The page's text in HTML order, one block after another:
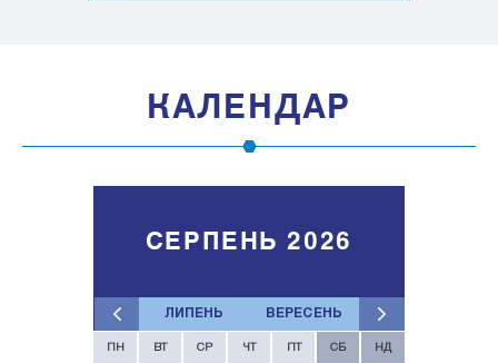
КАЛЕНДАР
ЛИПЕНЬ ВЕРЕСЕНЬ
СЕРПЕНЬ 2026
ПН ВТ СР ЧТ ПТ СБ НД